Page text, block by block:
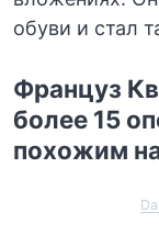
обуви и стал
Француз
более 15
похожим